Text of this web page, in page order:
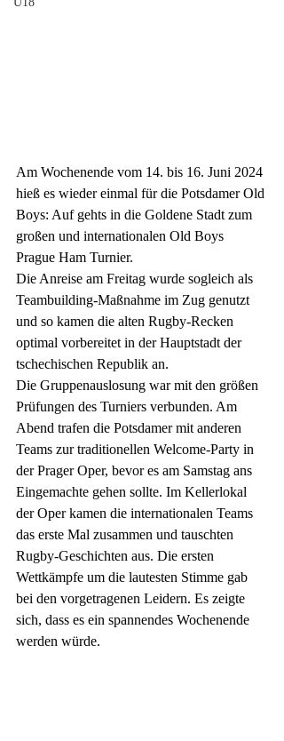
Am Wochenende vom 14. bis 16. Juni 2024
hieß es wieder einmal für die Potsdamer Old
Boys: Auf gehts in die Goldene Stadt zum
großen und internationalen Old Boys
Prague Ham Turnier.
Die Anreise am Freitag wurde sogleich als
Teambuilding-Maßnahme im Zug genutzt
und so kamen die alten Rugby-Recken
optimal vorbereitet in der Hauptstadt der
tschechischen Republik an.
Die Gruppenauslosung war mit den größen
Prüfungen des Turniers verbunden. Am
Abend trafen die Potsdamer mit anderen
Teams zur traditionellen Welcome-Party in
der Prager Oper, bevor es am Samstag ans
Eingemachte gehen sollte. Im Kellerlokal
der Oper kamen die internationalen Teams
das erste Mal zusammen und tauschten
Rugby-Geschichten aus. Die ersten
Wettkämpfe um die lautesten Stimme gab
bei den vorgetragenen Leidern. Es zeigte
sich, dass es ein spannendes Wochenende
werden würde.